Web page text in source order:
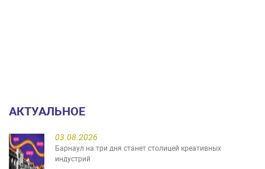
АКТУАЛЬНОЕ
03.08.2026
Барнаул на три дня станет столицей креативных
индустрий